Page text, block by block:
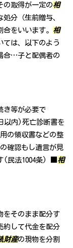
の取得が一定の相
分（生前贈与、
をいいます。 相
ては、以下のよう
合…子と配偶者の
き等が必要で
以内)死亡診断書を
の領収書などの整
確認もし遺言が見
(民法1004条) ■ 相
そのまま配分す
約して代金を配分
財産の現物を分割